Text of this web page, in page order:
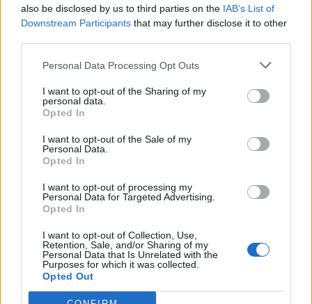
also be disclosed by us to third parties on the IAB’s List of
Downstream Participants that may further disclose it to other
Personal Data Processing Opt Outs
I want to opt-out of the Sharing of my
personal data.
Opted In
I want to opt-out of the Sale of my
Personal Data.
Opted In
I want to opt-out of processing my
Personal Data for Targeted Advertising.
Opted In
I want to opt-out of Collection, Use,
Retention, Sale, and/or Sharing of my
Personal Data that Is Unrelated with the
Purposes for which it was collected.
Opted Out
Anno di Fondazione:
Città:Londra
Presidente:Sran Kroenke
ALBO D'ORO
Premier League:13
FA Cup:14
League Cup:2